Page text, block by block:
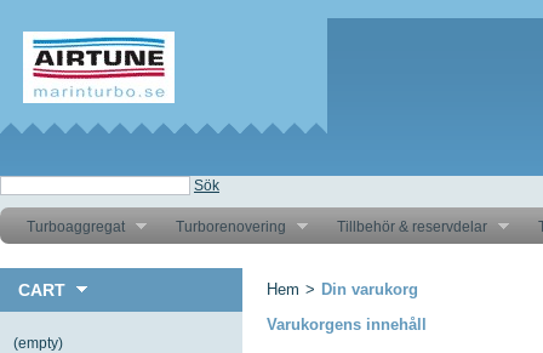
Sök
Turboaggregat Turborenovering Tillbehör & reservdelar
CART
(empty)
Hem > Din varukorg
Varukorgens innehåll